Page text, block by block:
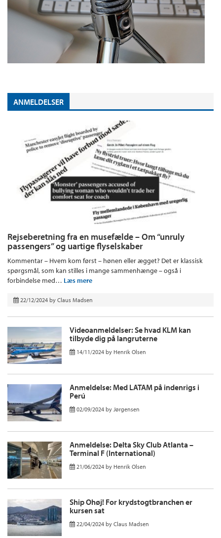
ANMELDELSER
Rejseberetning fra en musefælde – Om “unruly
passengers” og uartige flyselskaber
Kommentar – Hvem kom først – hønen eller ægget? Det er klassisk
spørgsmål, som kan stilles i mange sammenhænge – også i
forbindelse med… Læs mere
22/12/2024 by Claus Madsen
Videoanmeldelser: Se hvad KLM kan
tilbyde dig på langruterne
14/11/2024 by Henrik Olsen
Anmeldelse: Med LATAM på indenrigs i
Perú
02/09/2024 by Jørgensen
Anmeldelse: Delta Sky Club Atlanta –
Terminal F (International)
21/06/2024 by Henrik Olsen
Ship Ohøj! For krydstogtbranchen er
kursen sat
22/04/2024 by Claus Madsen